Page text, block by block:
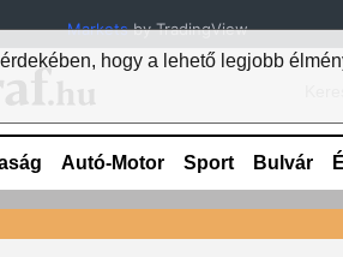
hogy a lehető legjobb
Marketsby TradingView
Autó-Motor Sport Bulvár